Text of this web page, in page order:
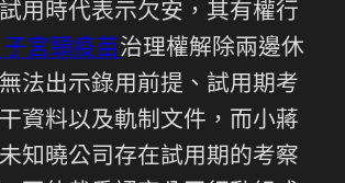
用時代表示欠安，其有權行
宮頸疫苗治理權解除兩邊休
法出示錄用前提、試用期考
資料以及軌制文件，而小蔣
知曉公司存在試用期的考察